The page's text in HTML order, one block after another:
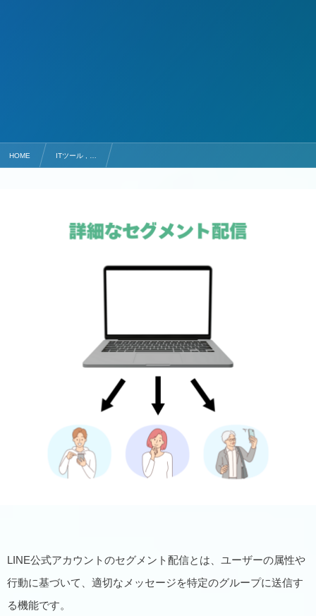
HOME ITツール , …
LINE公式アカウントのセグメント配信とは、ユーザーの属性や
行動に基づいて、適切なメッセージを特定のグループに送信す
る機能です。